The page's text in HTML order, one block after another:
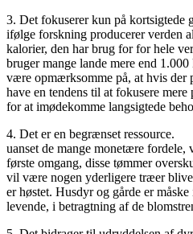
3. Det fokuserer kun på kortsigtede
ifølge forskning producerer verden
kalorier, den har brug for for hele
bruger mange lande mere end
være opmærksomme på, at hvis der
have en tendens til at fokusere
for at imødekomme langsigtede
4. Det er en begrænset ressource.
uanset de mange monetære
første omgang, disse tømmer
vil være nogen yderligere træer
er høstet. Husdyr og gårde er
levende, i betragtning af de